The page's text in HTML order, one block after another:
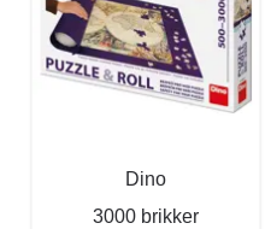
Dino
3000 brikker